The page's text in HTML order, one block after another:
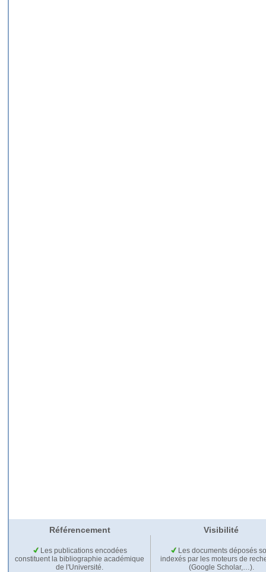
Référencement Visibilité
Les publications encodées
constituent la bibliographie académique
de l'Université.
Les documents déposés
indexés par les moteurs de
(Google Scholar,…).